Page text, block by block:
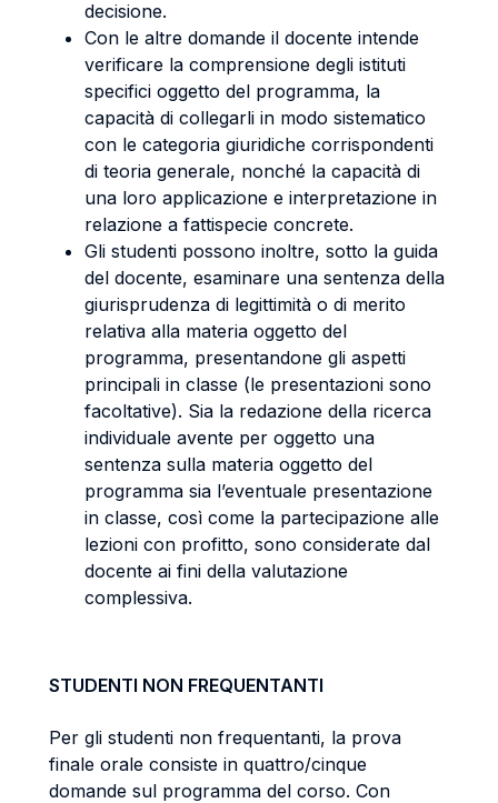
decisione.
Con le altre domande il docente intende
verificare la comprensione degli istituti
specifici oggetto del programma, la
capacità di collegarli in modo sistematico
con le categoria giuridiche corrispondenti
di teoria generale, nonché la capacità di
una loro applicazione e interpretazione in
relazione a fattispecie concrete.
Gli studenti possono inoltre, sotto la guida
del docente, esaminare una sentenza della
giurisprudenza di legittimità o di merito
relativa alla materia oggetto del
programma, presentandone gli aspetti
principali in classe (le presentazioni sono
facoltative). Sia la redazione della ricerca
individuale avente per oggetto una
sentenza sulla materia oggetto del
programma sia l’eventuale presentazione
in classe, così come la partecipazione alle
lezioni con profitto, sono considerate dal
docente ai fini della valutazione
complessiva.
STUDENTI NON FREQUENTANTI
Per gli studenti non frequentanti, la prova
finale orale consiste in quattro/cinque
domande sul programma del corso. Con